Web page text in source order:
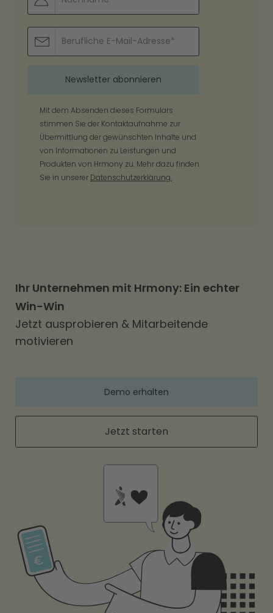
Mit dem Absenden dieses Formulars
stimmen Sie der Kontaktaufnahme zur
Übermittlung der gewünschten Inhalte und
von Informationen zu Leistungen und
Produkten von Hrmony zu. Mehr dazu finden
Sie in unserer Datenschutzerklärung.
Ihr Unternehmen mit Hrmony: Ein echter
Win-Win
Jetzt ausprobieren & Mitarbeitende
motivieren
Demo erhalten
Jetzt starten